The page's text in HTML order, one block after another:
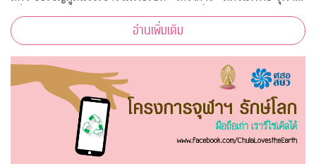
เพื่อสวัสดิภาพสัตว์ในรั้วจุฬาฯ” ในวันพุธที่ 5 สิงหาคม 2563
เวลา 08.45 – 10.00 น. ณ ห้ออ่านเพิ่มเติม